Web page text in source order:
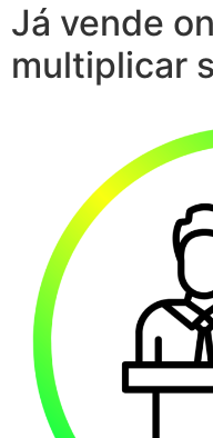
Já vende
multiplicar